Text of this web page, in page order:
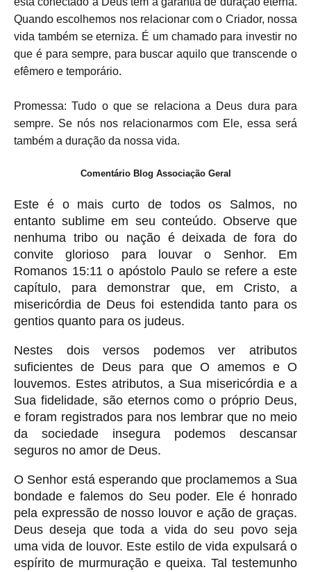
Quando escolhemos nos relacionar com o Criador, nossa
vida também se eterniza. É um chamado para investir no
que é para sempre, para buscar aquilo que transcende o
efêmero e temporário.
Promessa: Tudo o que se relaciona a Deus dura para
sempre. Se nós nos relacionarmos com Ele, essa será
também a duração da nossa vida.
Comentário Blog Associação Geral
Este é o mais curto de todos os Salmos, no
entanto sublime em seu conteúdo. Observe que
nenhuma tribo ou nação é deixada de fora do
convite glorioso para louvar o Senhor. Em
Romanos 15:11 o apóstolo Paulo se refere a este
capítulo, para demonstrar que, em Cristo, a
misericórdia de Deus foi estendida tanto para os
gentios quanto para os judeus.
Nestes dois versos podemos ver atributos
suficientes de Deus para que O amemos e O
louvemos. Estes atributos, a Sua misericórdia e a
Sua fidelidade, são eternos como o próprio Deus,
e foram registrados para nos lembrar que no meio
da sociedade insegura podemos descansar
seguros no amor de Deus.
O Senhor está esperando que proclamemos a Sua
bondade e falemos do Seu poder. Ele é honrado
pela expressão de nosso louvor e ação de graças.
Deus deseja que toda a vida do seu povo seja
uma vida de louvor. Este estilo de vida expulsará o
espírito de murmuração e queixa. Tal testemunho